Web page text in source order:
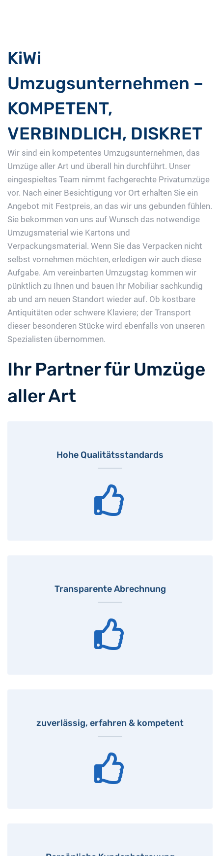
KiWi
Umzugsunternehmen –
KOMPETENT,
VERBINDLICH, DISKRET
Wir sind ein kompetentes Umzugsunternehmen, das
Umzüge aller Art und überall hin durchführt. Unser
eingespieltes Team nimmt fachgerechte Privatumzüge
vor. Nach einer Besichtigung vor Ort erhalten Sie ein
Angebot mit Festpreis, an das wir uns gebunden fühlen.
Sie bekommen von uns auf Wunsch das notwendige
Umzugsmaterial wie Kartons und
Verpackungsmaterial. Wenn Sie das Verpacken nicht
selbst vornehmen möchten, erledigen wir auch diese
Aufgabe. Am vereinbarten Umzugstag kommen wir
pünktlich zu Ihnen und bauen Ihr Mobiliar sachkundig
ab und am neuen Standort wieder auf. Ob kostbare
Antiquitäten oder schwere Klaviere; der Transport
dieser besonderen Stücke wird ebenfalls von unseren
Spezialisten übernommen.
Ihr Partner für Umzüge
aller Art
Hohe Qualitätsstandards
Transparente Abrechnung
zuverlässig, erfahren & kompetent